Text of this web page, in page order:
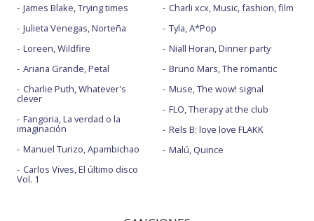
James Blake, Trying times
Julieta Venegas, Norteña
Loreen, Wildfire
Ariana Grande, Petal
Charlie Puth, Whatever's
clever
Fangoria, La verdad o la
imaginación
Manuel Turizo, Apambichao
Carlos Vives, El último disco
Vol. 1
Charli xcx, Music, fashion, film
Tyla, A*Pop
Niall Horan, Dinner party
Bruno Mars, The romantic
Muse, The wow! signal
FLO, Therapy at the club
Rels B: love love FLAKK
Malú, Quince